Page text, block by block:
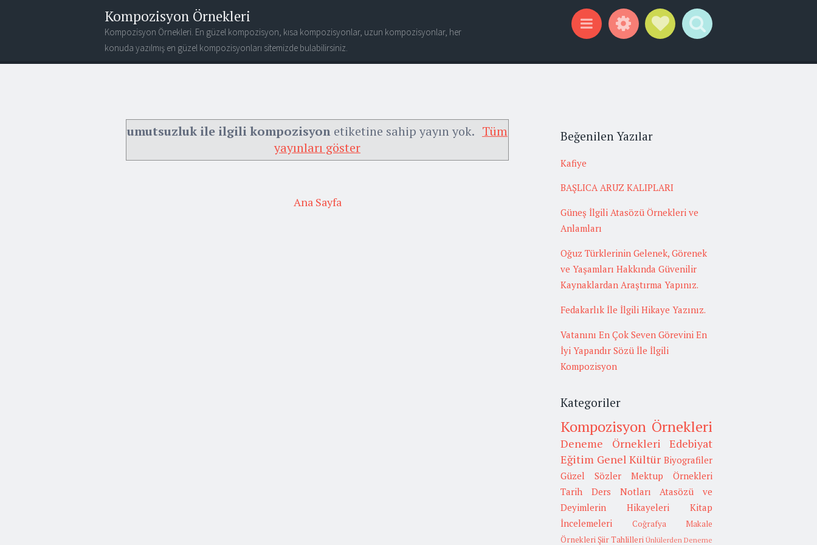
Kompozisyon Örnekleri
Kompozisyon Örnekleri. En güzel kompozisyon, kısa kompozisyonlar, uzun kompozisyonlar, her
konuda yazılmış en güzel kompozisyonları sitemizde bulabilirsiniz.
umutsuzluk ile ilgili kompozisyon etiketine sahip yayın yok. Tüm
yayınları göster
Ana Sayfa
Beğenilen Yazılar
Kafiye
BAŞLICA ARUZ KALIPLARI
Güneş İlgili Atasözü Örnekleri ve
Anlamları
Oğuz Türklerinin Gelenek, Görenek
ve Yaşamları Hakkında Güvenilir
Kaynaklardan Araştırma Yapınız.
Fedakarlık İle İlgili Hikaye Yazınız.
Vatanını En Çok Seven Görevini En
İyi Yapandır Sözü İle İlgili
Kompozisyon
Kategoriler
Kompozisyon Örnekleri
Deneme Örnekleri
Edebiyat
Eğitim Genel Kültür Biyografiler
Güzel Sözler
Mektup Örnekleri
Tarih
Ders Notları
Atasözü ve
Deyimlerin Hikayeleri
Kitap
İncelemeleri
Coğrafya
Makale
Örnekleri Şiir Tahlilleri Ünlülerden Deneme